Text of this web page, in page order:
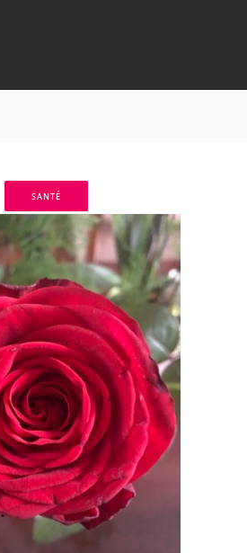
SANTÉ